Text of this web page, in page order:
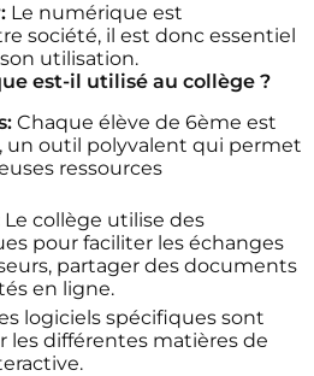
Le numérique est
société, il est donc essentiel
utilisation.
est-il utilisé au collège ?
Chaque élève de 6ème est
outil polyvalent qui permet
ressources
Le collège utilise des
pour faciliter les échanges
partager des documents
en ligne.
logiciels spécifiques sont
les différentes matières de